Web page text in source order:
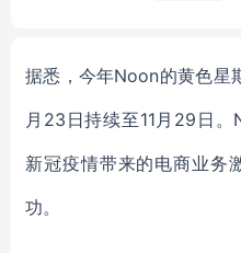
据悉，今年Noon的黄色星
月23日持续至11月29日
新冠疫情带来的电商业务
功。